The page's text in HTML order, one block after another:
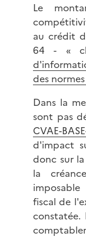
Le
au crédit
64 - «
des
Dans la
sont pas
CVAE-
d'impact
donc sur
la
fiscal de